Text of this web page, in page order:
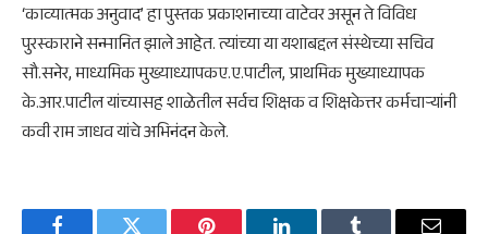
‘काव्यात्मक अनुवाद’ हा पुस्तक प्रकाशनाच्या वाटेवर असून ते विविध
पुरस्काराने सन्मानित झाले आहेत. त्यांच्या या यशाबद्दल संस्थेच्या सचिव
सौ.सनेर, माध्यमिक मुख्याध्यापकए.ए.पाटील, प्राथमिक मुख्याध्यापक
के.आर.पाटील यांच्यासह शाळेतील सर्वच शिक्षक व शिक्षकेत्तर कर्मचाऱ्यांनी
कवी राम जाधव यांचे अभिनंदन केले.